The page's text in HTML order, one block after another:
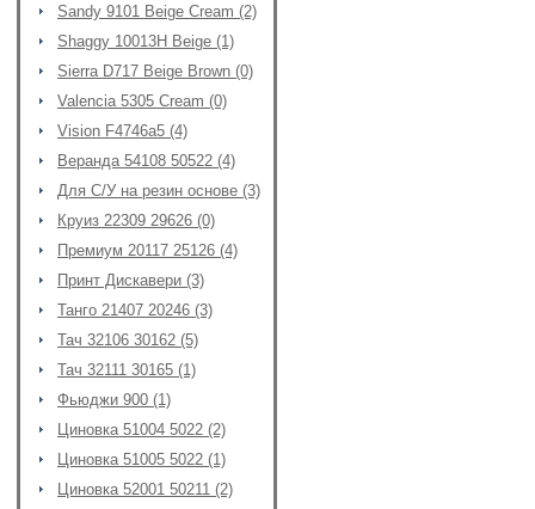
Sandy 9101 Beige Cream (2)
Shaggy 10013H Beige (1)
Sierra D717 Beige Brown (0)
Valencia 5305 Cream (0)
Vision F4746a5 (4)
Веранда 54108 50522 (4)
Для С/У на резин основе (3)
Круиз 22309 29626 (0)
Премиум 20117 25126 (4)
Принт Дискавери (3)
Танго 21407 20246 (3)
Тач 32106 30162 (5)
Тач 32111 30165 (1)
Фьюджи 900 (1)
Циновка 51004 5022 (2)
Циновка 51005 5022 (1)
Циновка 52001 50211 (2)